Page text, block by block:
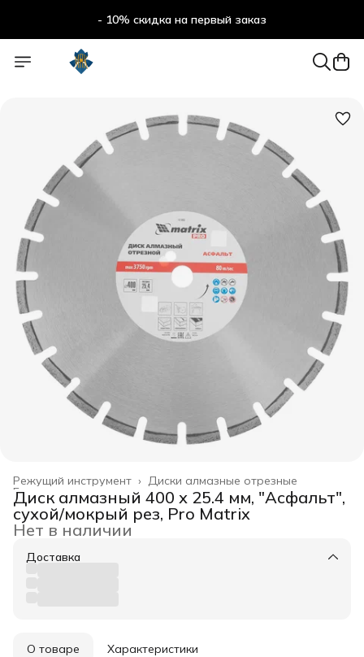
- 10% скидка на первый заказ
Диски алмазные отрезные
Режущий инструмент ›
Главная ›
Диск алмазный 400 х 25.4 мм, "Асфальт",
сухой/мокрый рез, Pro Matrix
Нет в наличии
Доставка
О товаре Характеристики